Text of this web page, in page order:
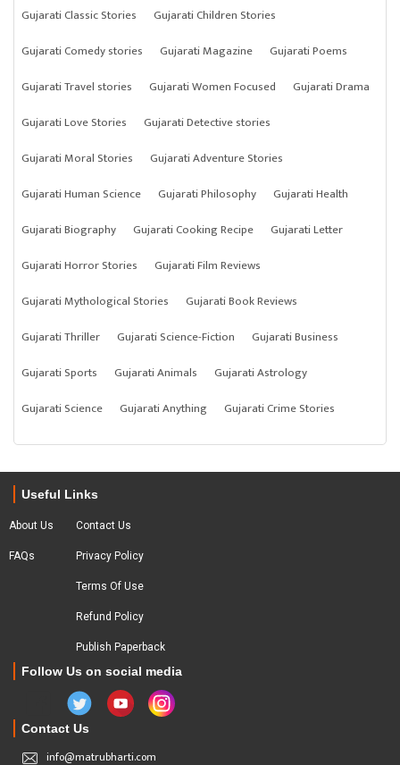
Gujarati Classic Stories
Gujarati Children Stories
Gujarati Comedy stories
Gujarati Magazine
Gujarati Poems
Gujarati Travel stories
Gujarati Women Focused
Gujarati Drama
Gujarati Love Stories
Gujarati Detective stories
Gujarati Moral Stories
Gujarati Adventure Stories
Gujarati Human Science
Gujarati Philosophy
Gujarati Health
Gujarati Biography
Gujarati Cooking Recipe
Gujarati Letter
Gujarati Horror Stories
Gujarati Film Reviews
Gujarati Mythological Stories
Gujarati Book Reviews
Gujarati Thriller
Gujarati Science-Fiction
Gujarati Business
Gujarati Sports
Gujarati Animals
Gujarati Astrology
Gujarati Science
Gujarati Anything Gujarati Crime Stories
Useful Links
About Us
FAQs
Contact Us
Privacy Policy
Terms Of Use
Refund Policy
Publish Paperback
Follow Us on social media
Contact Us
info@matrubharti.com